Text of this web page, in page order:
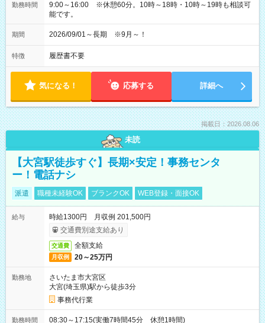
勤務時間
9:00～16:00 ※休憩60分。10時～18時・10時～19時も相談可
能です。
期間 2026/09/01～長期 ※9月～！
特徴 履歴書不要
気になる！ 応募する 詳細へ
掲載日：2026.08.06
未読
【大宮駅徒歩すぐ】長期×安定！事務センタ
ー！電話ナシ
派遣 職種未経験OK ブランクOK WEB登録・面接OK
給与
時給1300円 月収例 201,500円
交通費別途支給あり
交通費 全額支給
月収例 20～25万円
勤務地
さいたま市大宮区
大宮(埼玉県)駅から徒歩3分
事務代行業
勤務時間 08:30～17:15(実働7時間45分 休憩1時間)